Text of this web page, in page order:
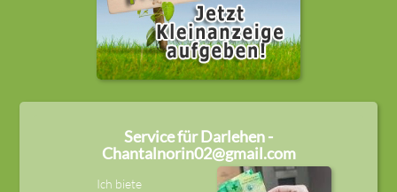
Service für Darlehen -
Chantalnorin02@gmail.com
Ich biete